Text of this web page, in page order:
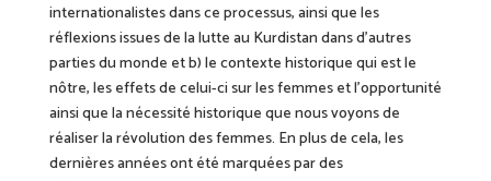
internationalistes dans ce processus, ainsi que les
réflexions issues de la lutte au Kurdistan dans d’autres
parties du monde et b)le contexte historique qui est le
nôtre,les effets de celui-ci sur les femmes et l’opportunité
ainsi que la nécessité historique que nous voyons de
réaliser la révolution des femmes. En plus de cela, les
dernières années ont été marquées pardes